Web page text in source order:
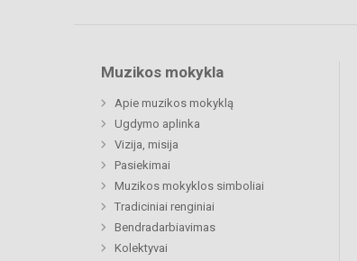
Muzikos mokykla
Apie muzikos mokyklą
Ugdymo aplinka
Vizija, misija
Pasiekimai
Muzikos mokyklos simboliai
Tradiciniai renginiai
Bendradarbiavimas
Kolektyvai